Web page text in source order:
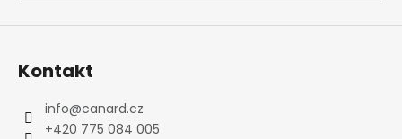
Kontakt
info@canard.cz
+420 775 084 005